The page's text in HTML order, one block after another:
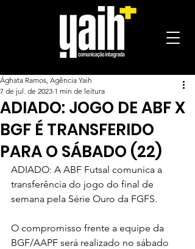
ADIADO: JOGO DE ABF X
BGF É TRANSFERIDO
PARA O SÁBADO (22)
Ághata Ramos, Agência Yaih
7 de jul. de 2023 1 min de leitura
ADIADO: A ABF Futsal comunica a
transferência do jogo do final de
semana pela Série Ouro da FGFS.
O compromisso frente a equipe da
BGF/AAPF será realizado no sábado